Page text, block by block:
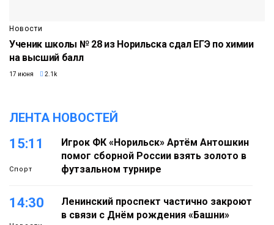
Новости
Ученик школы № 28 из Норильска сдал ЕГЭ по химии
на высший балл
17 июня 2.1k
ЛЕНТА НОВОСТЕЙ
15:11
Спорт
Игрок ФК «Норильск» Артём Антошкин
помог сборной России взять золото в
футзальном турнире
14:30
Ленинский проспект частично закроют
в связи с Днём рождения «Башни»